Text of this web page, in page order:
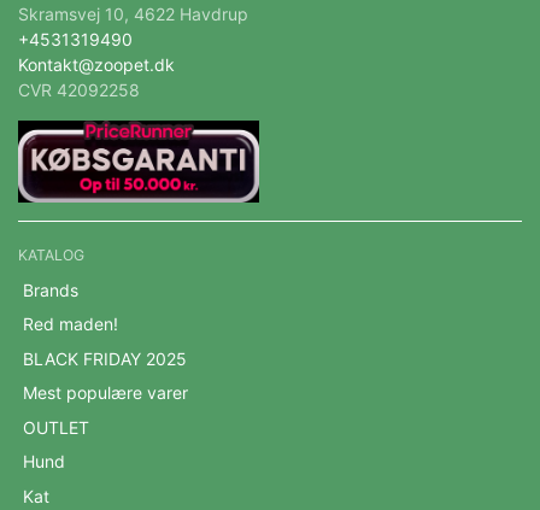
Skramsvej 10, 4622 Havdrup
+4531319490
Kontakt@zoopet.dk
CVR 42092258
KATALOG
Brands
Red maden!
BLACK FRIDAY 2025
Mest populære varer
OUTLET
Hund
Kat